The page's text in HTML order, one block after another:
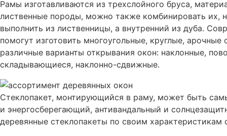
Рамы изготавливаются из трехслойного бруса,
лиственные породы, можно также комбинировать их,
выполнить из лиственницы, а внутренний из дуба.
помогут изготовить многоугольные, круглые,
различные варианты открывания окон: наклонные,
складывающиеся, наклонно-сдвижные.
Стеклопакет, монтирующийся в раму, может быть
и энергосберегающий, антивандальный и
деревянные стеклопакеты по своим